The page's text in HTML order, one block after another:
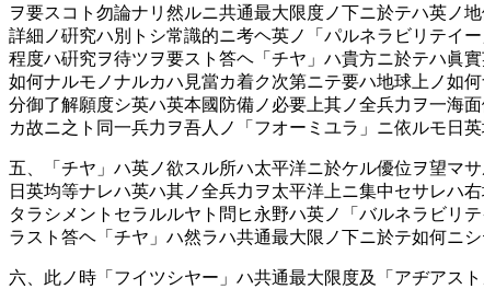
ヲ要スコト勿論ナリ然ルニ共通最大限度ノ下ニ於テハ英ノ
詳細ノ硏究ハ別トシ常識的ニ考ヘ英ノ「パルネラビリテイ
程度ハ硏究ヲ待ツヲ要スト答ヘ「チヤ」ハ貴方ニ於テハ眞
如何ナルモノナルカハ見當カ着ク次第ニテ要ハ地球上ノ如
分御了解願度シ英ハ英本國防備ノ必要上其ノ全兵力ヲ一海
カ故ニ之ト同一兵力ヲ吾人ノ「フオーミユラ」ニ依ルモ日
五、「チヤ」ハ英ノ欲スル所ハ太平洋ニ於ケル優位ヲ望マ
日英均等ナレハ英ハ其ノ全兵力ヲ太平洋上ニ集中セサレハ
タラシメントセラルルヤト問ヒ永野ハ英ノ「バルネラビリ
ラスト答ヘ「チヤ」ハ然ラハ共通最大限ノ下ニ於テ如何ニ
六、此ノ時「フイツシヤー」ハ共通最大限度及「アヂアス